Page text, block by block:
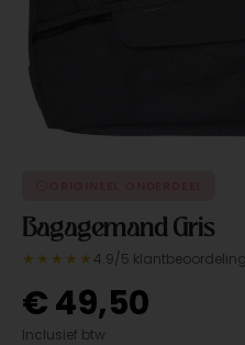
Bagagemand Gris
★★★★★ 4.9/5 klantbeoordeling
€49,50
Inclusief btw